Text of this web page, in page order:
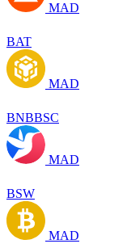
MAD
BAT
MAD
BNBBSC
MAD
BSW
MAD